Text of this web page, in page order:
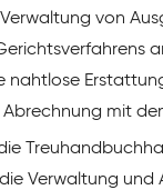
von
nahtlose
mit
Verwaltung und